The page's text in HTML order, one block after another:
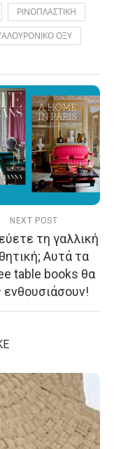
ΡΙΝΟΠΛΑΣΤΙΚΗ
ΟΞΥ
NEXT POST
τη γαλλική
Αυτά τα
table books θα
ενθουσιάσουν!